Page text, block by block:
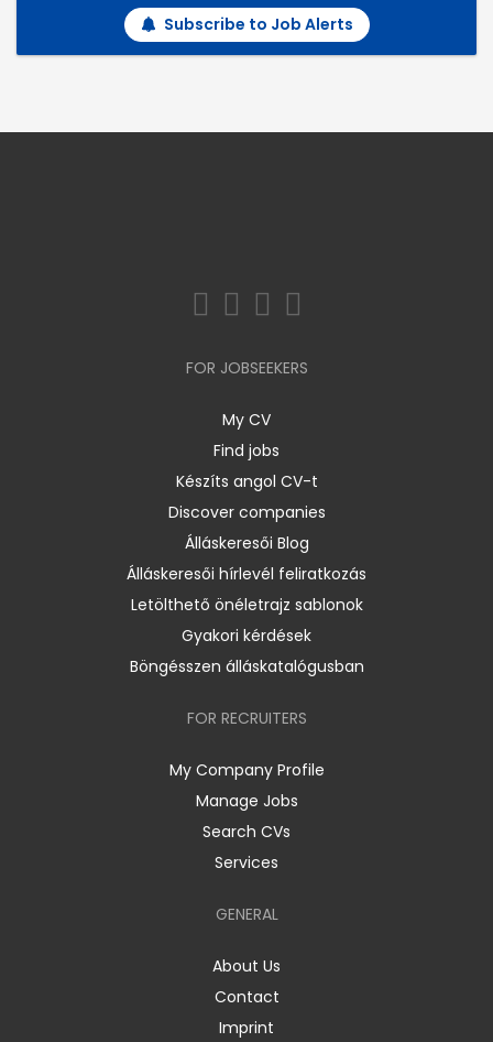
Subscribe to Job Alerts
FOR JOBSEEKERS
My CV
Find jobs
Készíts angol CV-t
Discover companies
Álláskeresői Blog
Álláskeresői hírlevél feliratkozás
Letölthető önéletrajz sablonok
Gyakori kérdések
Böngésszen álláskatalógusban
FOR RECRUITERS
My Company Profile
Manage Jobs
Search CVs
Services
GENERAL
About Us
Contact
Imprint